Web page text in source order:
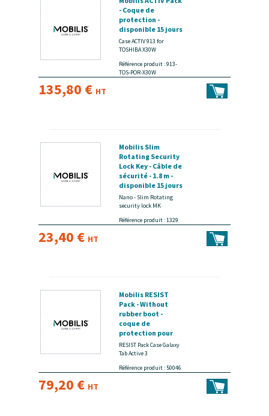
- Coque de
protection -
disponible 15 jours
Case ACTIV 913 for
TOSHIBA X30W
Référence produit : 913-
TOS-POR-X30W
135,80 € HT
Mobilis Slim
Rotating Security
Lock Key - Câble de
sécurité - 1.8 m -
disponible 15 jours
Nano - Slim Rotating
security lock MK
Référence produit : 1329
23,40 € HT
Mobilis RESIST
Pack - Without
rubber boot -
coque de
protection pour
tablette - robuste
- 8" - pour Samsung
- disponible 15
RESIST Pack Case Galaxy
Tab Active 3
Référence produit : 50046
79,20 € HT